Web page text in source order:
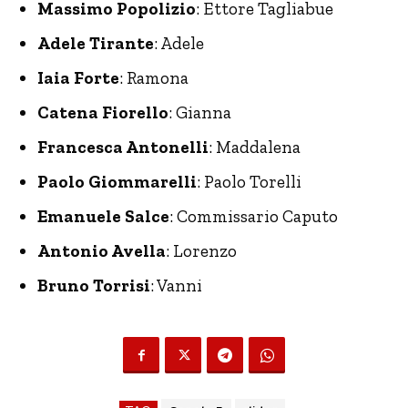
Massimo Popolizio: Ettore Tagliabue
Adele Tirante: Adele
Iaia Forte: Ramona
Catena Fiorello: Gianna
Francesca Antonelli: Maddalena
Paolo Giommarelli: Paolo Torelli
Emanuele Salce: Commissario Caputo
Antonio Avella: Lorenzo
Bruno Torrisi: Vanni